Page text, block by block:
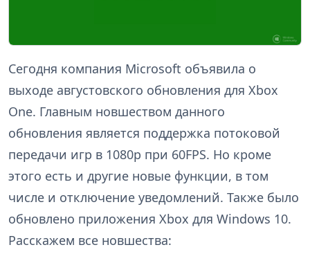
Сегодня компания Microsoft объявила о
выходе августовского обновления для Xbox
One. Главным новшеством данного
обновления является поддержка потоковой
передачи игр в 1080p при 60FPS. Но кроме
этого есть и другие новые функции, в том
числе и отключение уведомлений. Также было
обновлено приложения Xbox для Windows 10.
Расскажем все новшества: